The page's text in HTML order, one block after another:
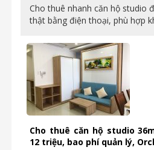
Cho thuê nhanh căn hộ studio
thật bằng điện thoại, phù hợp
Cho thuê căn hộ studio
12 triệu, bao phí quản lý,